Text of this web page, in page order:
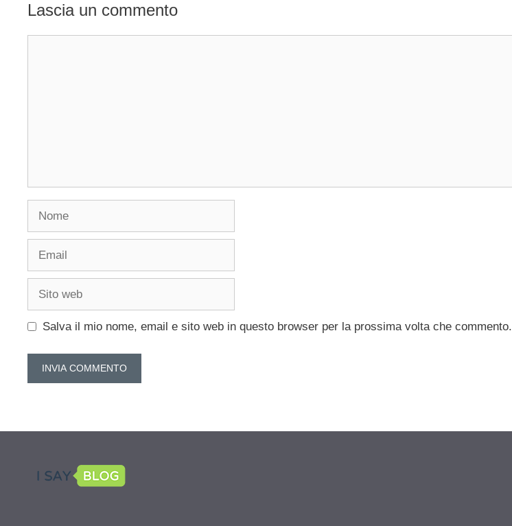
Lascia un commento
Nome
Email
Sito
Salva il mio nome, email e sito web in questo browser per la prossima volta che commento.